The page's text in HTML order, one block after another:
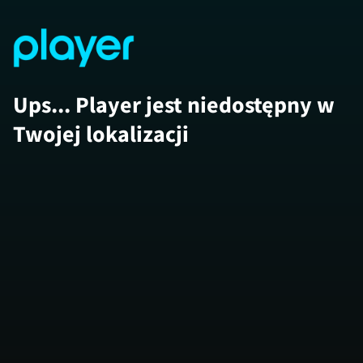
Ups... Player jest niedostępny w
Twojej lokalizacji